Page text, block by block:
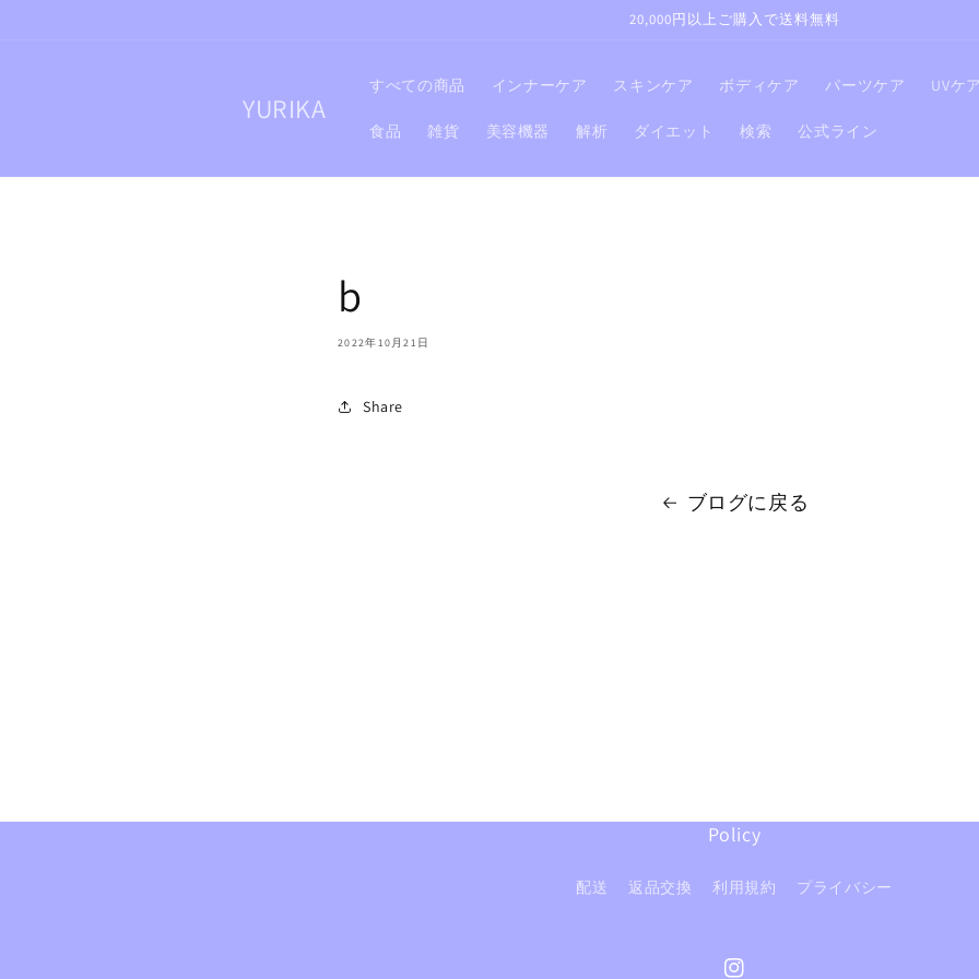
20,000円以上ご購入で送料無料
YURIKA
すべての商品 インナーケア スキンケア ボディケア パーツケア UVケア
食品 雑貨 美容機器 解析 ダイエット 検索 公式ライン
b
2022年10月21日
Share
ブログに戻る
Policy
配送 返品交換 利用規約 プライバシー